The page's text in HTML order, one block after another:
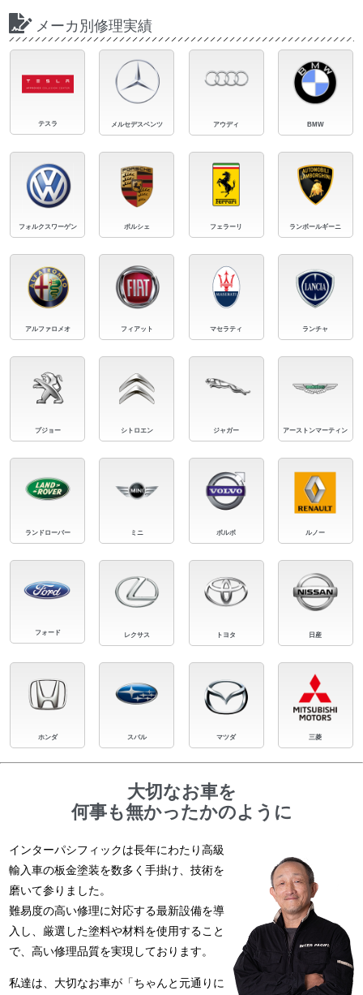
メーカ別修理実績
テスラ メルセデスベンツ アウディ BMW
フォルクスワーゲン ポルシェ フェラーリ ランボールギーニ
アルファロメオ フィアット マセラティ ランチャ
プジョー シトロエン ジャガー アーストンマーティン
ランドローバー ミニ ボルボ ルノー
フォード レクサス トヨタ 日産
ホンダ スバル マツダ 三菱
大切なお車を
何事も無かったかのように
インターパシフィックは長年にわたり高級
輸入車の板金塗装を数多く手掛け、技術を
磨いて参りました。
難易度の高い修理に対応する最新設備を導
入し、厳選した塗料や材料を使用すること
で、高い修理品質を実現しております。
私達は、大切なお車が「ちゃんと元通りに